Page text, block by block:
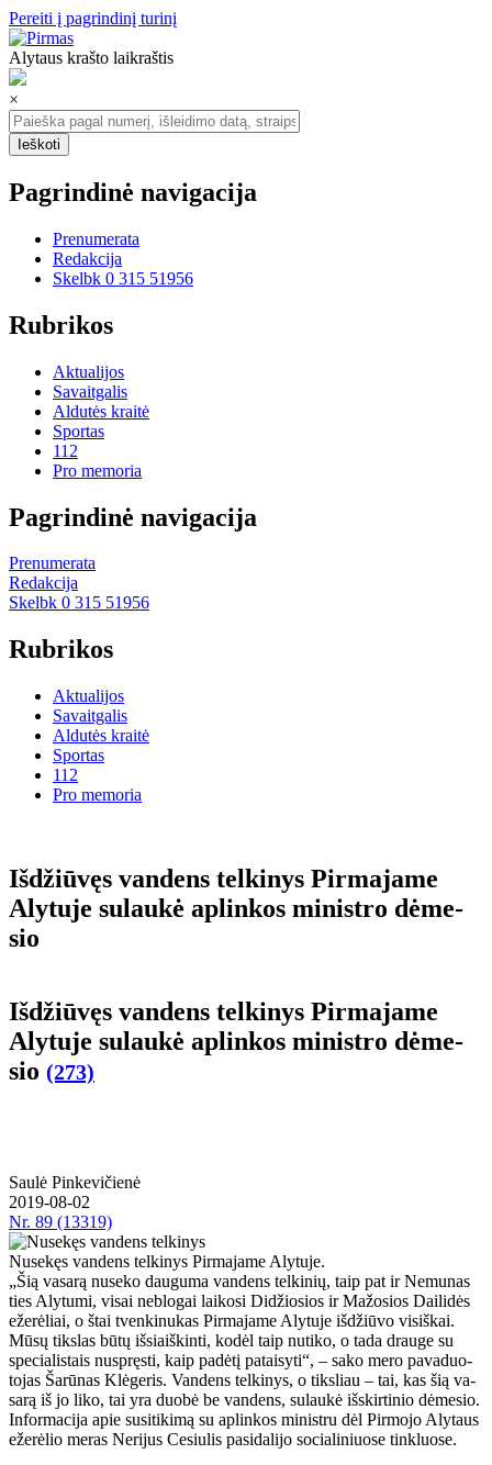
Pereiti į pagrindinį turinį
Alytaus krašto laikraštis
×
Pagrindinė navigacija
Prenumerata
Redakcija
Skelbk 0 315 51956
Rubrikos
Aktualijos
Savaitgalis
Aldutės kraitė
Sportas
112
Pro memoria
Pagrindinė navigacija
Prenumerata
Redakcija
Skelbk 0 315 51956
Rubrikos
Aktualijos
Savaitgalis
Aldutės kraitė
Sportas
112
Pro memoria
Iš­džiū­vęs van­dens tel­ki­nys Pir­ma­ja­me
Aly­tu­je su­lau­kė ap­lin­kos mi­nist­ro dė­me­
sio
Iš­džiū­vęs van­dens tel­ki­nys Pir­ma­ja­me
Aly­tu­je su­lau­kė ap­lin­kos mi­nist­ro dė­me­
sio (273)
Saulė Pinkevičienė
2019-08-02
Nr. 89 (13319)
Nusekęs vandens telkinys Pirmajame Alytuje.
„Šią va­sa­rą nu­se­ko dau­gu­ma van­dens tel­ki­nių, taip pat ir Ne­mu­nas
ties Aly­tu­mi, vi­sai ne­blo­gai lai­ko­si Di­džio­sios ir Ma­žo­sios Dai­li­dės
eže­rė­liai, o štai tven­ki­nu­kas Pir­ma­ja­me Aly­tu­je iš­džiū­vo vi­siš­kai.
Mū­sų tiks­las bū­tų iš­si­aiš­kin­ti, ko­dėl taip nu­ti­ko, o ta­da drau­ge su
spe­cia­lis­tais nu­spręs­ti, kaip pa­dė­tį pa­tai­sy­ti“, – sa­ko me­ro pa­va­duo­
to­jas Ša­rū­nas Klė­ge­ris. Van­dens tel­ki­nys, o tiks­liau – tai, kas šią va­
sa­rą iš jo li­ko, tai yra duo­bė be van­dens, su­lau­kė iš­skir­ti­nio dė­me­sio.
In­for­ma­ci­ja apie su­si­ti­ki­mą su ap­lin­kos mi­nist­ru dėl Pir­mo­jo Aly­taus
eže­rė­lio me­ras Ne­ri­jus Ce­siu­lis pa­si­da­li­jo so­cia­li­niuo­se tin­kluo­se.